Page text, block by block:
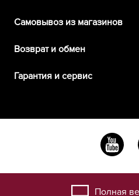
Самовывоз из магазинов
Возврат и обмен
Гарантия и сервис
Полная